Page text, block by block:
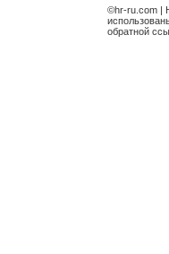
©hr-ru.com |
обратной